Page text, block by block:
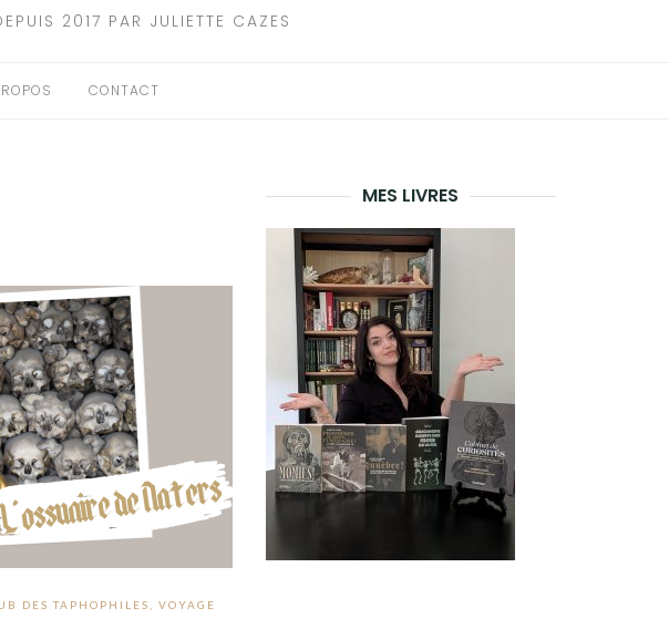
2017 PAR JULIETTE CAZES
CONTACT
DES TAPHOPHILES ,VOYAGE
MES LIVRES